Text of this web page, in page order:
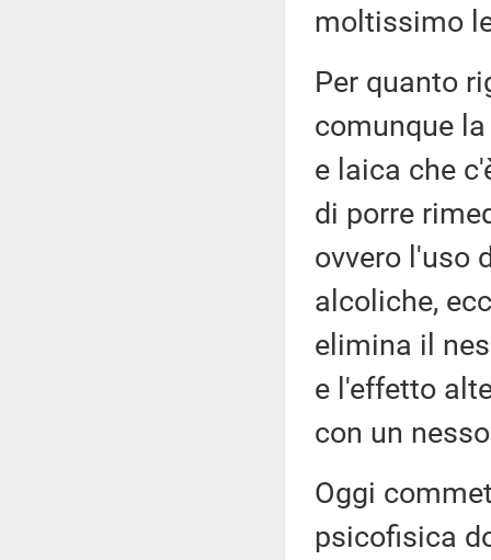
moltissimo
Per quanto
comunque
e laica che
di porre
ovvero l'uso
alcoliche,
elimina il
e l'effetto
con un
Oggi
psicofisica